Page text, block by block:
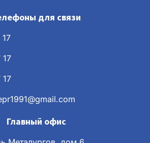
для связи
Главный офис